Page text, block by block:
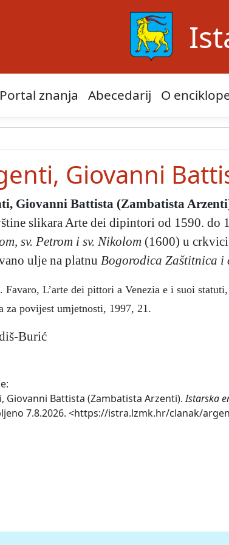
Portal znanja Abecedarij O
Giovanni
Giovanni Battista (Zambatista
slikara Arte dei dipintori od 1590. do
sv. Petrom i sv. Nikolom (1600) u crkvici
ulje na platnu Bogorodica Zaštitnica i
Favaro, L’arte dei pittori a Venezia e i suoi
za povijest umjetnosti, 1997, 21.
Burić
Giovanni Battista (Zambatista Arzenti).Istarska
7.8.2026. <https://istra.lzmk.hr/clanak/